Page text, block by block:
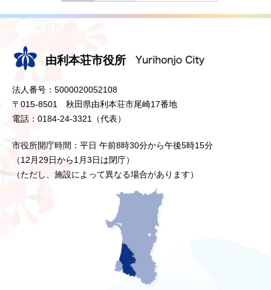
由利本荘市役所
法人番号：5000020052108
〒015-8501 秋田県由利本荘市尾崎17番地
電話：0184-24-3321（代表）
市役所開庁時間：平日 午前8時30分から午後5時15分
（12月29日から1月3日は閉庁）
（ただし、施設によって異なる場合があります）